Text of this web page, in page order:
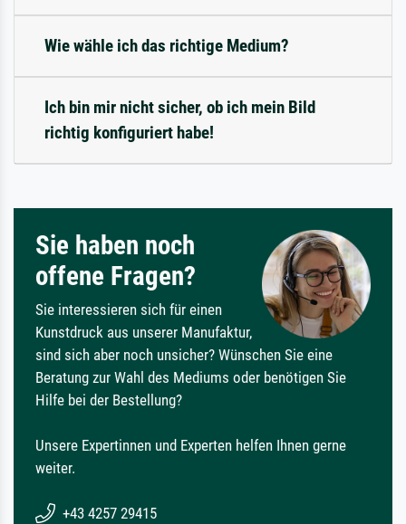
Wie wähle ich das richtige Medium?
Ich bin mir nicht sicher, ob ich mein Bild
richtig konfiguriert habe!
Sie haben noch
offene Fragen?
Sie interessieren sich für einen
Kunstdruck aus unserer Manufaktur,
sind sich aber noch unsicher? Wünschen Sie eine
Beratung zur Wahl des Mediums oder benötigen Sie
Hilfe bei der Bestellung?
Unsere Expertinnen und Experten helfen Ihnen gerne
weiter.
+43 4257 29415